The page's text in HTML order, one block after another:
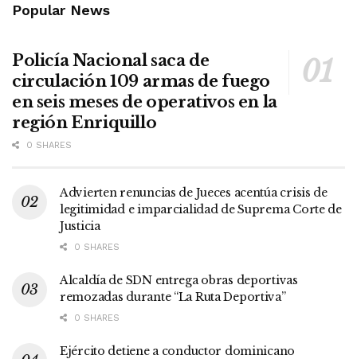
Popular News
Policía Nacional saca de
circulación 109 armas de fuego
en seis meses de operativos en la
región Enriquillo
0 SHARES
Advierten renuncias de Jueces acentúa crisis de
legitimidad e imparcialidad de Suprema Corte de
Justicia
0 SHARES
Alcaldía de SDN entrega obras deportivas
remozadas durante “La Ruta Deportiva”
0 SHARES
Ejército detiene a conductor dominicano